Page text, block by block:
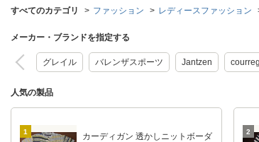
すべてのカテゴリ ファッション レディースファッション
メーカー・ブランドを指定する
グレイル バレンザスポーツ Jantzen
人気の製品
1
カーディガン 透かしニットボーダ
2